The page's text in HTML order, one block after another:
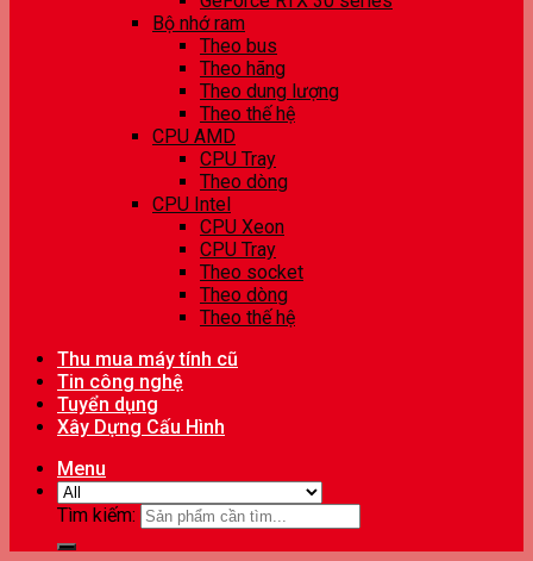
Bộ nhớ ram
Theo bus
Theo hãng
Theo dung lượng
Theo thế hệ
CPU AMD
CPU Tray
Theo dòng
CPU Intel
CPU Xeon
CPU Tray
Theo socket
Theo dòng
Theo thế hệ
Thu mua máy tính cũ
Tin công nghệ
Tuyển dụng
Xây Dựng Cấu Hình
Menu
Tìm kiếm: